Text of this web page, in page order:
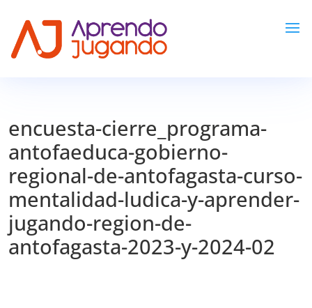
encuesta-cierre_programa-
antofaeduca-gobierno-
regional-de-antofagasta-curso-
mentalidad-ludica-y-aprender-
jugando-region-de-
antofagasta-2023-y-2024-02